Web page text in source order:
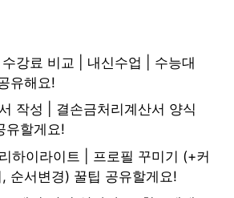
강료 비교 | 내신수업 | 수능대
유해요!
작성 | 결손금처리계산서 양식
유할게요!
하이라이트 | 프로필 꾸미기 (+커
순서변경) 꿀팁 공유할게요!